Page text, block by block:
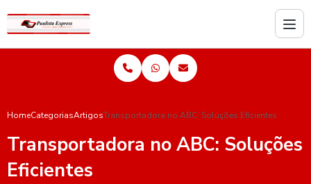
HomeCategoriasArtigosTransportadora no ABC: Soluções Eficientes
Transportadora no ABC: Soluções
Eficientes